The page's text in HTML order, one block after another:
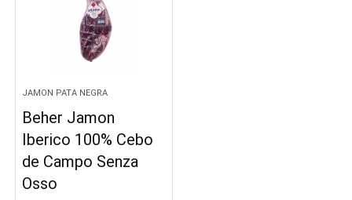
JAMON PATA NEGRA
Beher Jamon
Iberico 100% Cebo
de Campo Senza
Osso